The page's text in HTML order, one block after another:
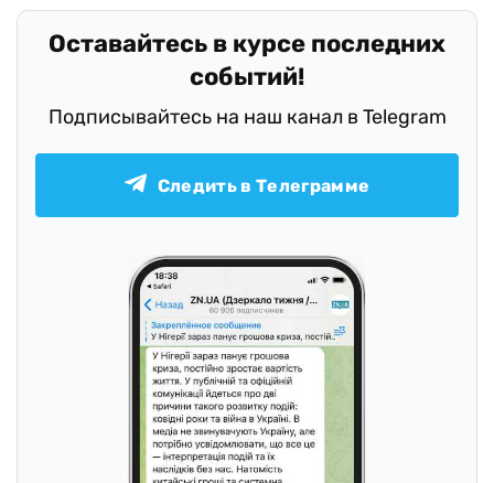
Оставайтесь в курсе последних
событий!
Подписывайтесь на наш канал в Telegram
Следить в Телеграмме